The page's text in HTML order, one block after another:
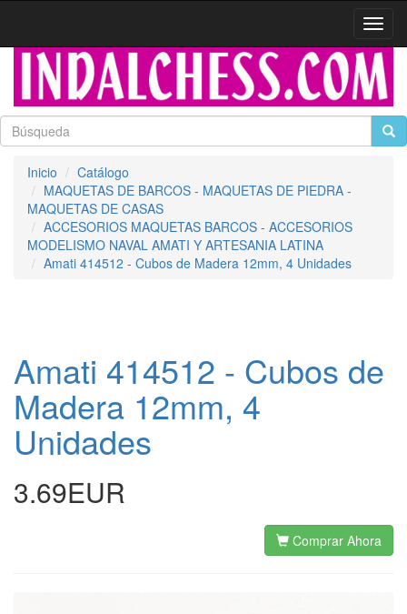
Inicio
Catálogo
MAQUETAS DE BARCOS - MAQUETAS DE PIEDRA -
MAQUETAS DE CASAS
ACCESORIOS MAQUETAS BARCOS - ACCESORIOS
MODELISMO NAVAL AMATI Y ARTESANIA LATINA
Amati 414512 - Cubos de Madera 12mm, 4 Unidades
Amati 414512 - Cubos de
Madera 12mm, 4
Unidades
3.69EUR
Comprar Ahora